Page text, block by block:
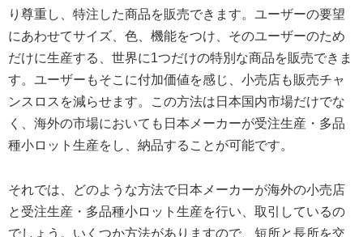
り尊重し、特注した商品を販売できます。ユーザーの要望
にあわせてサイズ、色、機能をつけ、そのユーザーのため
だけに生産する、世界に1つだけの特別な商品を販売できま
す。ユーザーもそこに付加価値を感じ、小売店も販売チャ
ンスロスを減らせます。この方法は日本国内市場だけでな
く、海外の市場においても日本メーカーが受注生産・多品
種小ロット生産をし、納品することが可能です。
それでは、どのような方法で日本メーカーが海外の小売店
と受注生産・多品種小ロット生産を行い、取引しているの
でしょう。いくつか方法がありますので、短所と長所を交